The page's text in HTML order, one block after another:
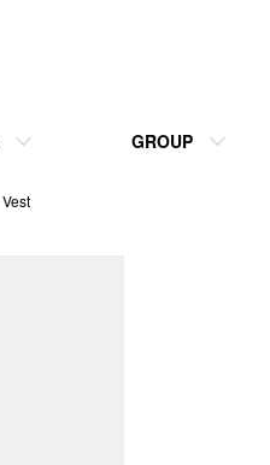
GROUP
Vest